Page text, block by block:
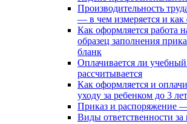
Производительность
— в чем измеряется и как
Как оформляется работа
образец заполнения
бланк
Оплачивается ли
рассчитывается
Как оформляется и
уходу за ребенком до 3 лет
Приказ и распоряжение
Виды ответственности